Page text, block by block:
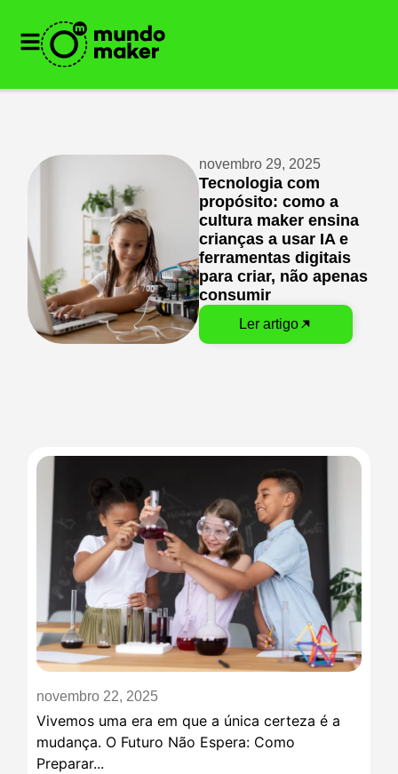
novembro 29, 2025
Tecnologia com
propósito: como a
cultura maker ensina
crianças a usar IA e
ferramentas digitais
para criar, não apenas
consumir
Ler artigo
novembro 22, 2025
Vivemos uma era em que a única certeza é a
mudança. O Futuro Não Espera: Como
Preparar...